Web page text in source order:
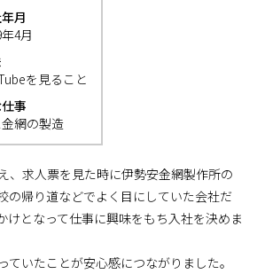
月
4月
を見ること
事
網の製造
、求人票を見た時に伊勢安金網製作所の
の帰り道などでよく目にしていた会社だ
けとなって仕事に興味をもち入社を決めま
ていたことが安心感につながりました。